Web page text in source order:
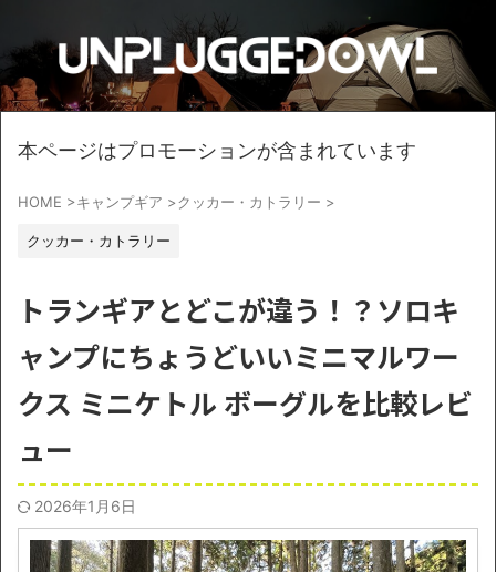
本ページはプロモーションが含まれています
HOME >キャンプギア >クッカー・カトラリー >
クッカー・カトラリー
トランギアとどこが違う！？ソロキ
ャンプにちょうどいいミニマルワー
クス ミニケトル ボーグルを比較レビ
ュー
2026年1月6日